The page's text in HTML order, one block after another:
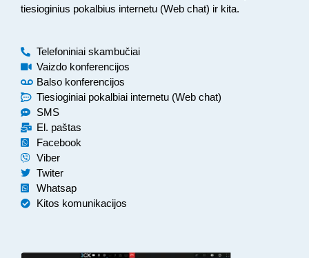
tiesioginius pokalbius internetu (Web chat) ir kita.
Telefoniniai skambučiai
Vaizdo konferencijos
Balso konferencijos
Tiesioginiai pokalbiai internetu (Web chat)
SMS
El. paštas
Facebook
Viber
Twiter
Whatsap
Kitos komunikacijos